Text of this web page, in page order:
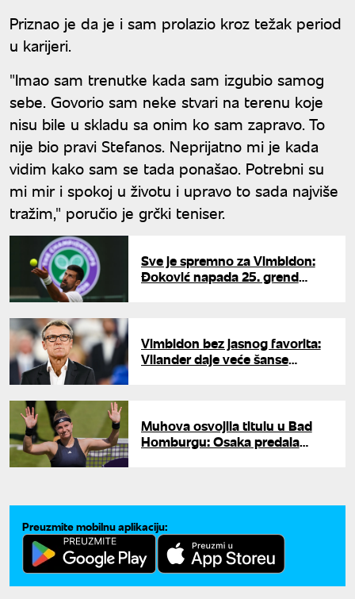
Priznao je da je i sam prolazio kroz težak period
u karijeri.
"Imao sam trenutke kada sam izgubio samog
sebe. Govorio sam neke stvari na terenu koje
nisu bile u skladu sa onim ko sam zapravo. To
nije bio pravi Stefanos. Neprijatno mi je kada
vidim kako sam se tada ponašao. Potrebni su
mi mir i spokoj u životu i upravo to sada najviše
tražim," poručio je grčki teniser.
Sve je spremno za Vimbldon:
Đoković napada 25. grend
Vimbldon bez jasnog favorita:
Vilander daje veće šanse
Muhova osvojila titulu u Bad
Homburgu: Osaka predala
Preuzmite mobilnu aplikaciju: